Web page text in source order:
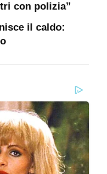
con polizia”
il caldo: